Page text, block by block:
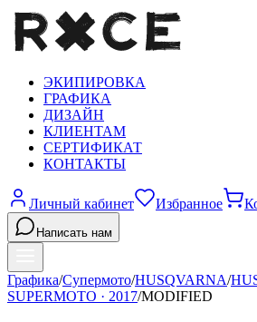
ЭКИПИРОВКА
ГРАФИКА
ДИЗАЙН
КЛИЕНТАМ
СЕРТИФИКАТ
КОНТАКТЫ
Личный кабинет Избранное
Написать нам
Графика/Супермото/HUSQVARNA/
SUPERMOTO · 2017/MODIFIED